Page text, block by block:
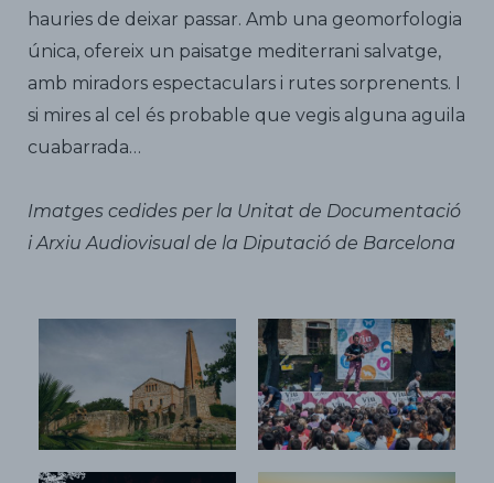
hauries de deixar passar. Amb una geomorfologia
única, ofereix un paisatge mediterrani salvatge,
amb miradors espectaculars i rutes sorprenents. I
si mires al cel és probable que vegis alguna aguila
cuabarrada…
Imatges cedides per la Unitat de Documentació
i Arxiu Audiovisual de la Diputació de Barcelona